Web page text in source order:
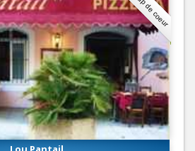
Coup de coeur